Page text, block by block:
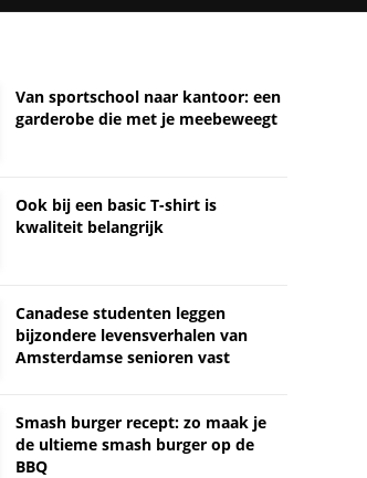
Van sportschool naar kantoor: een
garderobe die met je meebeweegt
Ook bij een basic T-shirt is
kwaliteit belangrijk
Canadese studenten leggen
bijzondere levensverhalen van
Amsterdamse senioren vast
Smash burger recept: zo maak je
de ultieme smash burger op de
BBQ